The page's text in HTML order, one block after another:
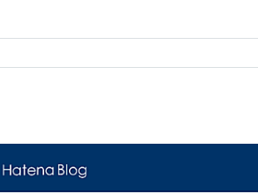
矢先に、この本に出会った訳です。 中国語は
、中国語の先生か…